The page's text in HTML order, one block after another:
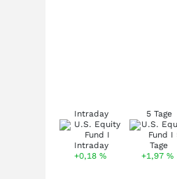
Intraday
+0,18 %
5 Tage
+1,97%